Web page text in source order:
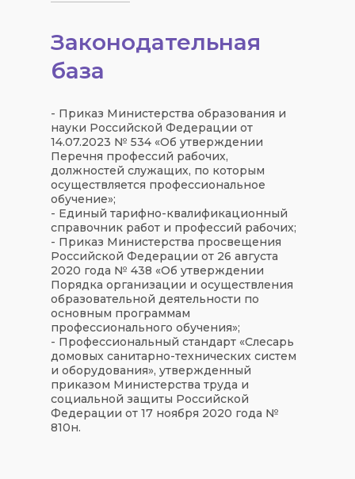
Законодательная
база
- Приказ Министерства образования и
науки Российской Федерации от
14.07.2023 № 534 «Об утверждении
Перечня профессий рабочих,
должностей служащих, по которым
осуществляется профессиональное
обучение»;
- Единый тарифно-квалификационный
справочник работ и профессий рабочих;
- Приказ Министерства просвещения
Российской Федерации от 26 августа
2020 года № 438 «Об утверждении
Порядка организации и осуществления
образовательной деятельности по
основным программам
профессионального обучения»;
- Профессиональный стандарт «Слесарь
домовых санитарно-технических систем
и оборудования», утвержденный
приказом Министерства труда и
социальной защиты Российской
Федерации от 17 ноября 2020 года №
810н.